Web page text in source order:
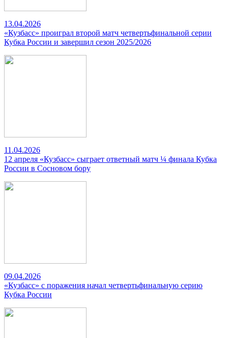
13.04.2026
«Кузбасс» проиграл второй матч четвертьфинальной серии
Кубка России и завершил сезон 2025/2026
11.04.2026
12 апреля «Кузбасс» сыграет ответный матч ¼ финала Кубка
России в Сосновом бору
09.04.2026
«Кузбасс» с поражения начал четвертьфинальную серию
Кубка России